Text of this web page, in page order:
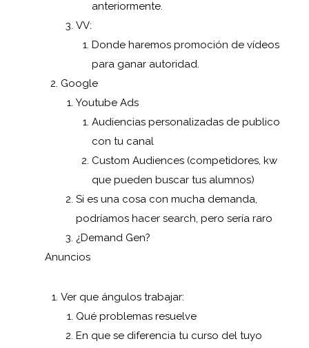
anteriormente.
VV:
Donde haremos promoción de vídeos
para ganar autoridad.
Google
Youtube Ads
Audiencias personalizadas de publico
con tu canal
Custom Audiences (competidores, kw
que pueden buscar tus alumnos)
Si es una cosa con mucha demanda,
podríamos hacer search, pero sería raro
¿Demand Gen?
Anuncios
Ver que ángulos trabajar:
Qué problemas resuelve
En que se diferencia tu curso del tuyo